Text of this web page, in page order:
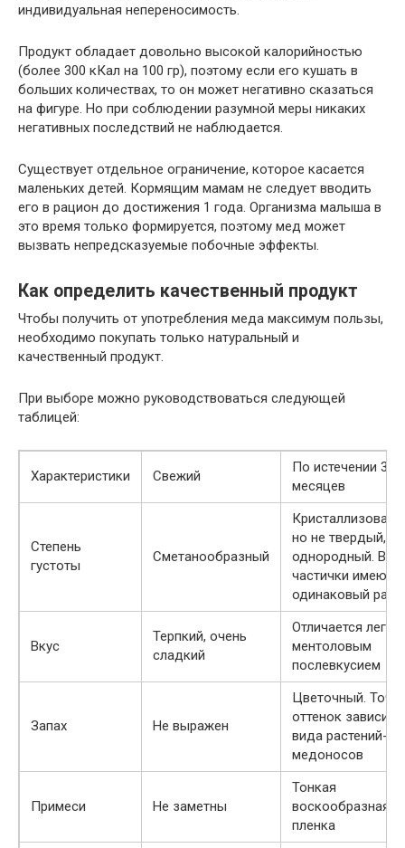
индивидуальная непереносимость.
Продукт обладает довольно высокой калорийностью
(более 300 кКал на 100 гр), поэтому если его кушать в
больших количествах, то он может негативно сказаться
на фигуре. Но при соблюдении разумной меры никаких
негативных последствий не наблюдается.
Существует отдельное ограничение, которое касается
маленьких детей. Кормящим мамам не следует вводить
его в рацион до достижения 1 года. Организма малыша в
это время только формируется, поэтому мед может
вызвать непредсказуемые побочные эффекты.
Как определить качественный продукт
Чтобы получить от употребления меда максимум пользы,
необходимо покупать только натуральный и
качественный продукт.
При выборе можно руководствоваться следующей
таблицей:
Характеристики Свежий
По истечении 3-4
месяцев
Степень
густоты
Сметанообразный
но не твердый,
однородный. Все
частички имеют
одинаковый
Вкус
Терпкий, очень
сладкий
Отличается
ментоловым
послевкусием
Запах Не выражен
Цветочный.
оттенок зависит
вида растений-
медоносов
Примеси Не заметны
Тонкая
воскообразная
пленка